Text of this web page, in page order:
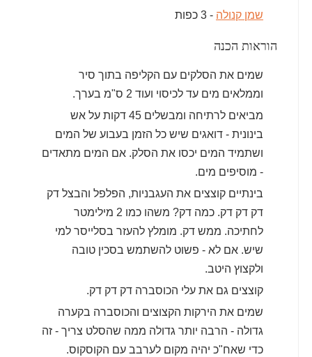
שמן קנולה - 3 כפות
הוראות הכנה
שמים את הסלקים עם הקליפה בתוך סיר
וממלאים מים עד לכיסוי ועוד 2 ס"מ בערך.
מביאים לרתיחה ומבשלים 45 דקות על אש
בינונית - דואגים שיש כל הזמן בעבוע של המים
ושתמיד המים יכסו את הסלק. אם המים מתאדים
- מוסיפים מים.
בינתיים קוצצים את העגבניות, הפלפל והבצל דק
דק דק דק. כמה דק? משהו כמו 2 מילימטר
לחתיכה. ממש דק. מומלץ להעזר בסלייסר למי
שיש. אם לא - פשוט להשתמש בסכין טובה
ולקצוץ היטב.
קוצצים גם את עלי הכוסברה דק דק דק.
שמים את הירקות הקצוצים והכוסברה בקערה
גדולה - הרבה יותר גדולה ממה שהסלט צריך - זה
כדי שאח"כ יהיה מקום לערבב עם הקוסקוס.